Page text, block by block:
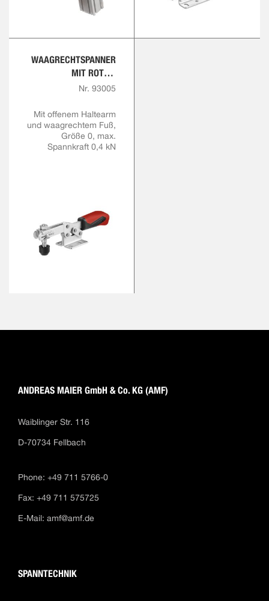
WAAGRECHTSPANNER
MIT ROTEM
HANDGRIFF
Nr. 93005
Mit offenem Haltearm
und waagrechtem Fuß,
Größe 0, max.
Spannkraft 0,4 kN
ANDREAS MAIER GmbH & Co. KG (AMF)
Waiblinger Str. 116
D-70734 Fellbach
Phone: +49 711 5766-0
Fax: +49 711 575725
E-Mail: amf@amf.de
SPANNTECHNIK